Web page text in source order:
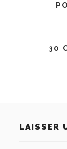
30
LAISSER